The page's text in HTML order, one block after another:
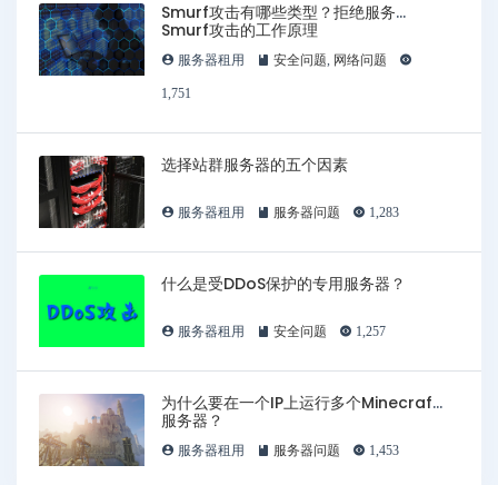
Smurf攻击有哪些类型？拒绝服务
Smurf攻击的工作原理
服务器租用 安全问题, 网络问题
1,751
选择站群服务器的五个因素
服务器租用 服务器问题 1,283
什么是受DDoS保护的专用服务器？
服务器租用 安全问题 1,257
为什么要在一个IP上运行多个Minecraft
服务器？
服务器租用 服务器问题 1,453